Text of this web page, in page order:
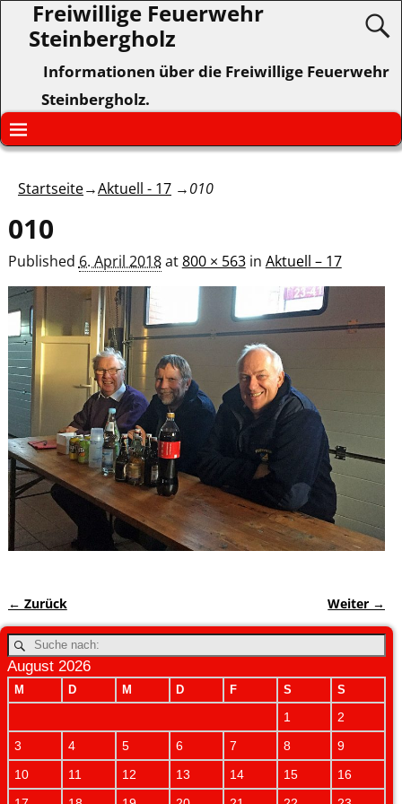
Freiwillige Feuerwehr
Steinbergholz
Informationen über die Freiwillige Feuerwehr
Steinbergholz.
Startseite→Aktuell - 17 →010
010
Published 6. April 2018at800 × 563in Aktuell – 17
Bilder-Navigation
← Zurück Weiter →
August 2026
M D M D F S S
1
2
3
4 5 6 7 8
9
10
11 12 13 14 15
16